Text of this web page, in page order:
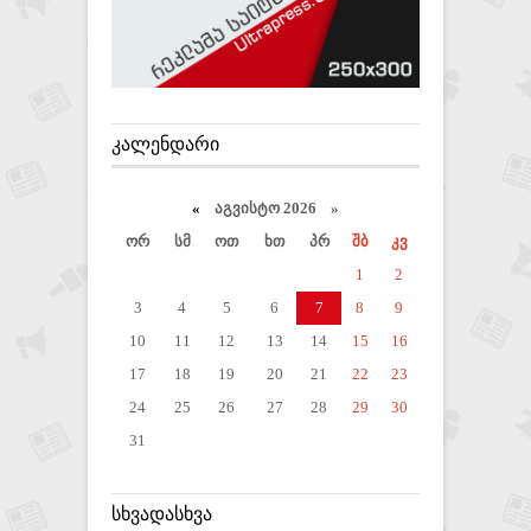
ᲙᲐᲚᲔᲜᲓᲐᲠᲘ
« აგვისტო 2026 »
ორ
სმ ოთ ხთ პრ შბ
კვ
1
2
3
4 5 6 7 8
9
10
11 12 13 14 15
16
17
18 19 20 21 22
23
24
25 26 27 28 29
30
31
ᲡᲮᲕᲐᲓᲐᲡᲮᲕᲐ